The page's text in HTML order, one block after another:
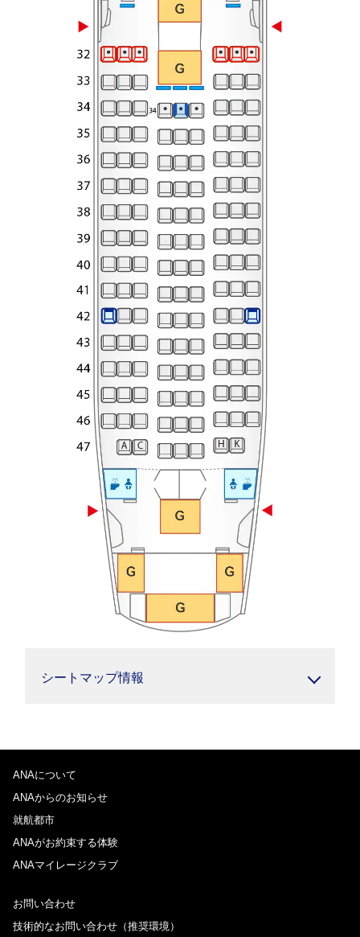
シートマップ情報
ANAについて
ANAからのお知らせ
就航都市
ANAがお約束する体験
ANAマイレージクラブ
お問い合わせ
技術的なお問い合わせ（推奨環境）